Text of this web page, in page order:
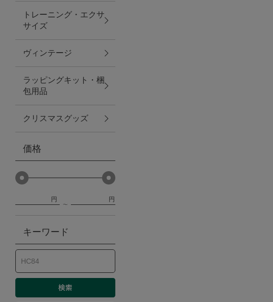
ステーショナリー
その他
紅茶・フード
防災グッズ・非常食
トレーニング
ヴィンテージ
トレーニング・エクサ
サイズ
ヴィンテージ
ラッピングキット・梱
包用品
クリスマスグッズ
価格
円 円
キーワード